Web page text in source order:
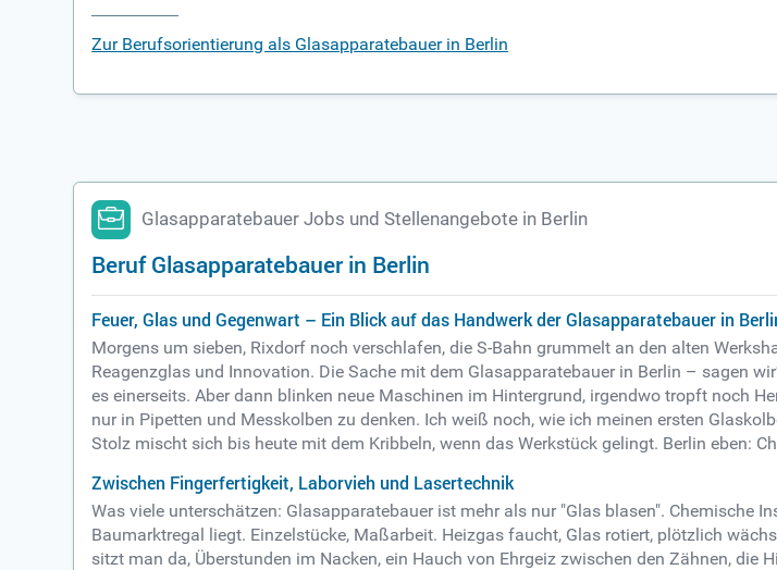
Zur Berufsorientierung als Glasapparatebauer in Berlin
Glasapparatebauer Jobs und Stellenangebote in Berlin
Beruf Glasapparatebauer in Berlin
Feuer, Glas und Gegenwart – Ein Blick auf das Handwerk der Glasapparatebauer in
Morgens um sieben, Rixdorf noch verschlafen, die S-Bahn grummelt an den alten
Reagenzglas und Innovation. Die Sache mit dem Glasapparatebauer in Berlin – sagen
es einerseits. Aber dann blinken neue Maschinen im Hintergrund, irgendwo tropft noch
nur in Pipetten und Messkolben zu denken. Ich weiß noch, wie ich meinen ersten
Stolz mischt sich bis heute mit dem Kribbeln, wenn das Werkstück gelingt. Berlin eben:
Zwischen Fingerfertigkeit, Laborvieh und Lasertechnik
Was viele unterschätzen: Glasapparatebauer ist mehr als nur "Glas blasen". Chemische
Baumarktregal liegt. Einzelstücke, Maßarbeit. Heizgas faucht, Glas rotiert, plötzlich
sitzt man da, Überstunden im Nacken, ein Hauch von Ehrgeiz zwischen den Zähnen,